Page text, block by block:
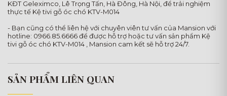
KĐT Geleximco, Lê Trọng Tấn, Hà Đông, Hà Nội, để trải nghiệm
thực tế Kệ tivi gỗ óc chó KTV-M014
- Bạn cũng có thể liên hệ với chuyên viên tư vấn của Mansion với
hotline: 0966.85.6666 để được hỗ trợ hoặc tư vấn sản phẩm Kệ
tivi gỗ óc chó KTV-M014 , Mansion cam kết sẽ hỗ trợ 24/7.
SẢN PHẨM LIÊN QUAN